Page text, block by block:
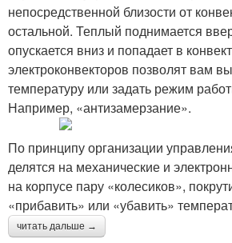
непосредственной близости от
остальной. Теплый поднимается
опускается вниз и попадает в
электроконвекторов позволят вам
температуру или задать режим
Например, «антизамерзание».
По принципу организации
делятся на механические и
на корпусе пару «колесиков»,
«прибавить» или «убавить»
читать дальше →